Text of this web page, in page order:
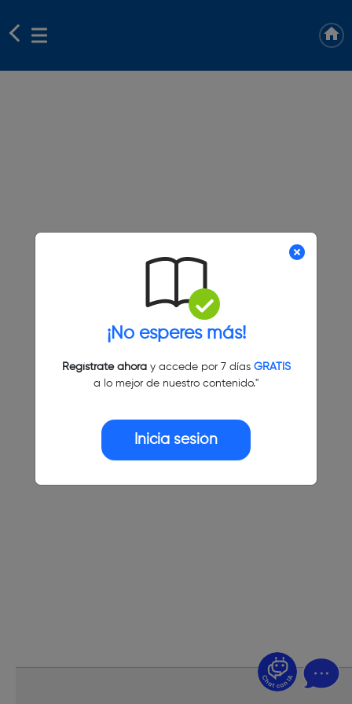
¡No esperes más!
Regístrate ahoray accede por 7 días GRATIS
a lo mejor de nuestro contenido."
Inicia sesión